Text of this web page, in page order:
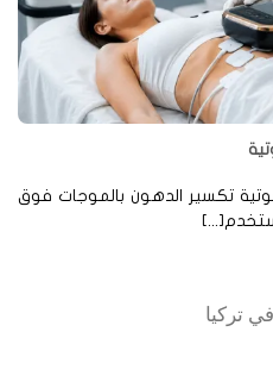
تكسير الدهون بالموجات فوق